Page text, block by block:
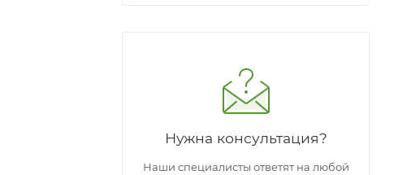
Нужна консультация?
Наши специалисты ответят на любой